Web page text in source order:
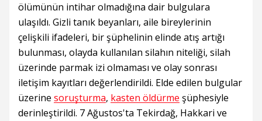
ölümünün intihar olmadığına dair bulgulara
ulaşıldı. Gizli tanık beyanları, aile bireylerinin
çelişkili ifadeleri, bir şüphelinin elinde atış artığı
bulunması, olayda kullanılan silahın niteliği, silah
üzerinde parmak izi olmaması ve olay sonrası
iletişim kayıtları değerlendirildi. Elde edilen bulgular
üzerine soruşturma, kasten öldürme şüphesiyle
derinleştirildi. 7 Ağustos'ta Tekirdağ, Hakkari ve